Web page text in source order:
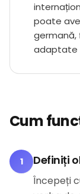
poate
germană,
adaptate
Cum
1 Definiți
Începeți